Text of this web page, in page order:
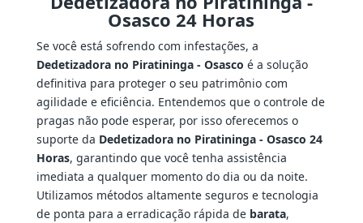
Osasco 24 Horas
Se você está sofrendo com infestações, a
Dedetizadora no Piratininga - Osasco é a solução
definitiva para proteger o seu patrimônio com
agilidade e eficiência. Entendemos que o controle de
pragas não pode esperar, por isso oferecemos o
suporte da Dedetizadora no Piratininga - Osasco 24
Horas, garantindo que você tenha assistência
imediata a qualquer momento do dia ou da noite.
Utilizamos métodos altamente seguros e tecnologia
de ponta para a erradicação rápida de barata,